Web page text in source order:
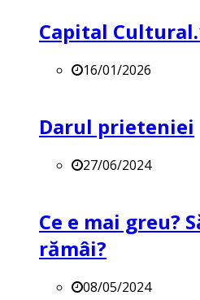
Capital
16/01/2026
Darul prieteniei
27/06/2024
Ce e mai greu?
rămâi?
08/05/2024